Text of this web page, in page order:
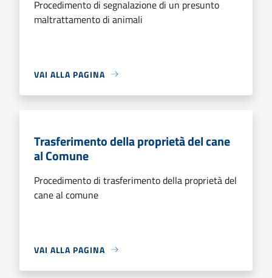
Procedimento di segnalazione di un presunto
maltrattamento di animali
VAI ALLA PAGINA
Trasferimento della proprietà del cane
al Comune
Procedimento di trasferimento della proprietà del
cane al comune
VAI ALLA PAGINA